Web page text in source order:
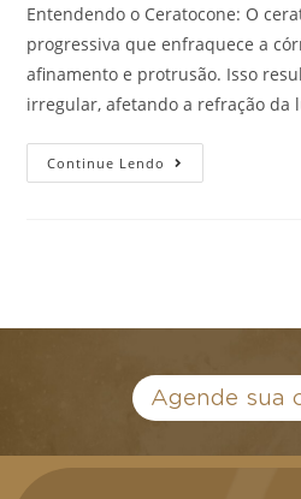
Entendendo o Ceratocone: O
progressiva que enfraquece a
afinamento e protrusão. Isso
irregular, afetando a refração da
Continue Lendo
Agende sua